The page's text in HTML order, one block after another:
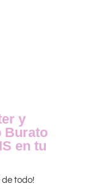
y
Burato
en tu
de todo!